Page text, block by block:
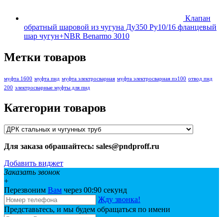
Клапан
обратный шаровой из чугуна Ду350 Ру10/16 фланцевый
шар чугун+NBR Benarmo 3010
Метки товаров
муфта 1600 муфта пнд муфта электросварная муфта электросварная пэ100 отвод пнд
200 электросварные муфты для пнд
Категории товаров
Для заказа обрашайтесь: sales@pndproff.ru
Добавить виджет
Заказать звонок
+
Перезвоним Вам через 00:90 секунд
Жду звонка!
Представьтесь, и мы будем обращаться по имени